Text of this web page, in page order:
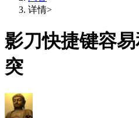
详情>
影刀快捷键容
突